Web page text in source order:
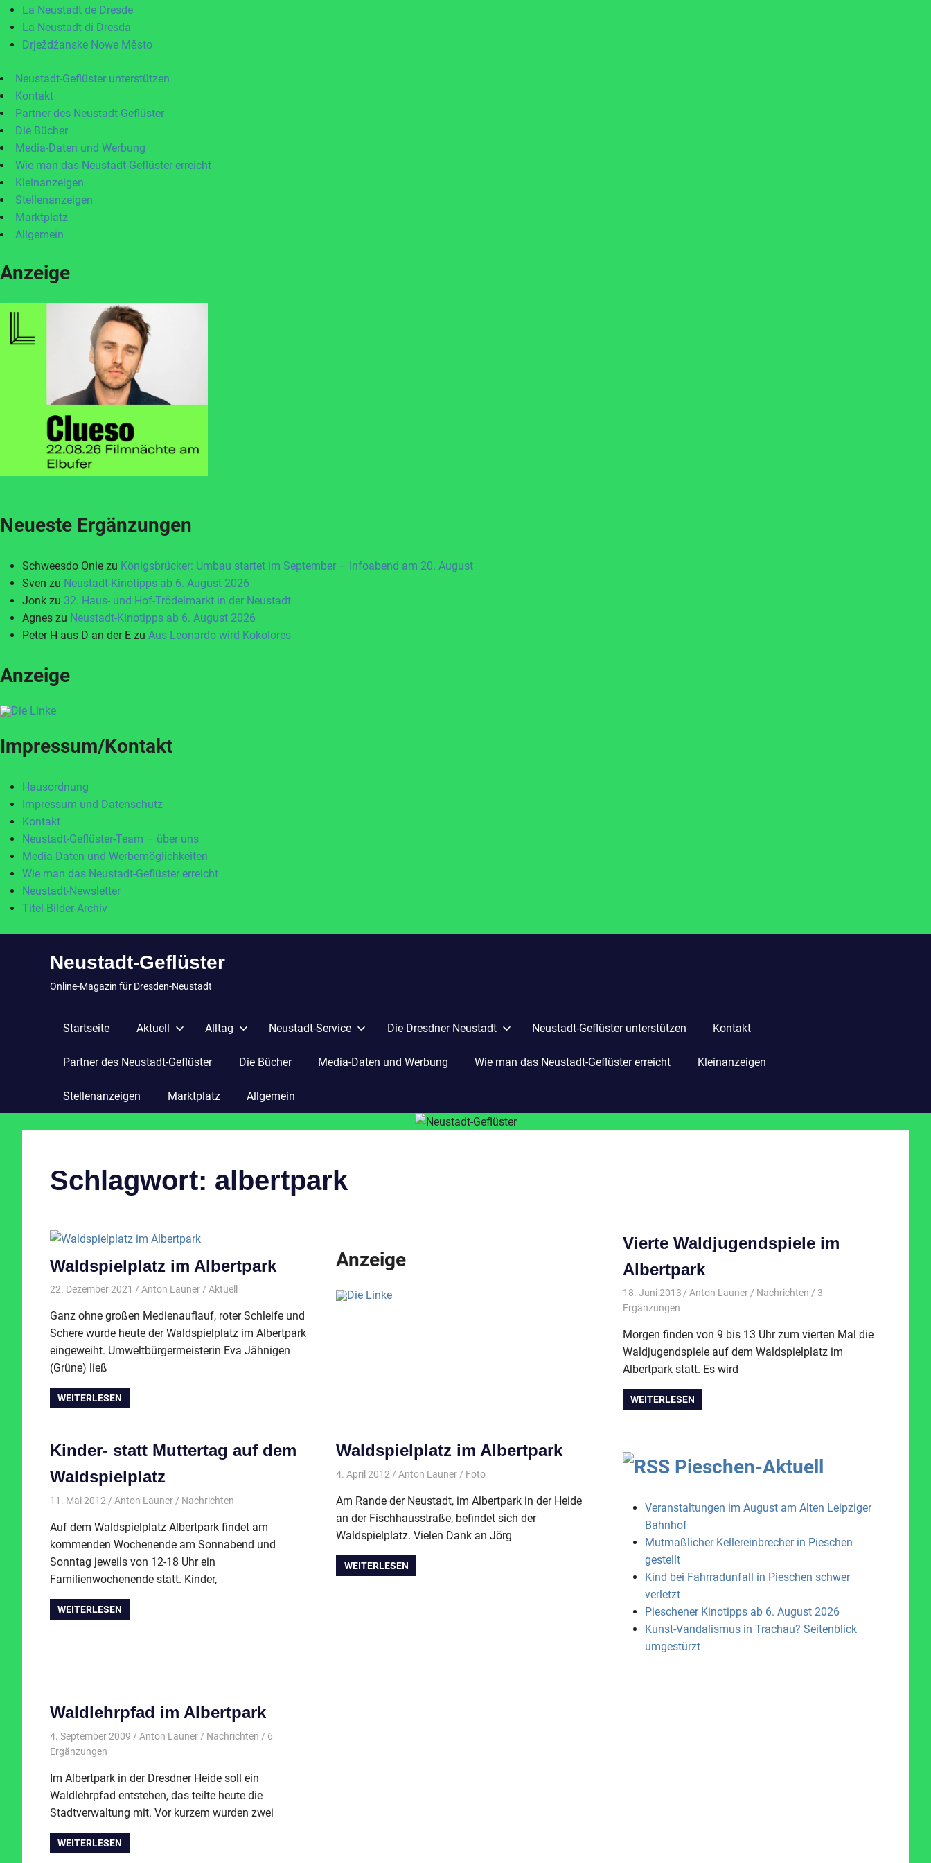
La Neustadt de Dresde
La Neustadt di Dresda
Drježdźanske Nowe Město
Neustadt-Geflüster unterstützen
Kontakt
Partner des Neustadt-Geflüster
Die Bücher
Media-Daten und Werbung
Wie man das Neustadt-Geflüster erreicht
Kleinanzeigen
Stellenanzeigen
Marktplatz
Allgemein
Anzeige
Neueste Ergänzungen
Schweesdo Onie zu Königsbrücker: Umbau startet im September – Infoabend am 20. August
Sven zu Neustadt-Kinotipps ab 6. August 2026
Jonk zu 32. Haus- und Hof-Trödelmarkt in der Neustadt
Agnes zu Neustadt-Kinotipps ab 6. August 2026
Peter H aus D an der E zu Aus Leonardo wird Kokolores
Anzeige
Impressum/Kontakt
Hausordnung
Impressum und Datenschutz
Kontakt
Neustadt-Geflüster-Team – über uns
Media-Daten und Werbemöglichkeiten
Wie man das Neustadt-Geflüster erreicht
Neustadt-Newsletter
Titel-Bilder-Archiv
Neustadt-Geflüster
Online-Magazin für Dresden-Neustadt
Startseite Aktuell Alltag Neustadt-Service Die Dresdner Neustadt Neustadt-Geflüster unterstützen Kontakt
Partner des Neustadt-Geflüster Die Bücher Media-Daten und Werbung Wie man das Neustadt-Geflüster erreicht Kleinanzeigen
Stellenanzeigen Marktplatz Allgemein
Schlagwort: albertpark
Waldspielplatz im Albertpark
22. Dezember 2021 Anton Launer Aktuell
Ganz ohne großen Medienauflauf, roter Schleife und
Schere wurde heute der Waldspielplatz im Albertpark
eingeweiht. Umweltbürgermeisterin Eva Jähnigen
(Grüne) ließ
WEITERLESEN
Anzeige
Vierte Waldjugendspiele im
Albertpark
18. Juni 2013 Anton Launer Nachrichten / 3
Ergänzungen
Morgen finden von 9 bis 13 Uhr zum vierten Mal die
Waldjugendspiele auf dem Waldspielplatz im
Albertpark statt. Es wird
WEITERLESEN
Kinder- statt Muttertag auf dem
Waldspielplatz
11. Mai 2012 Anton Launer Nachrichten
Auf dem Waldspielplatz Albertpark findet am
kommenden Wochenende am Sonnabend und
Sonntag jeweils von 12-18 Uhr ein
Familienwochenende statt. Kinder,
WEITERLESEN
Waldspielplatz im Albertpark
4. April 2012 Anton Launer Foto
Am Rande der Neustadt, im Albertpark in der Heide
an der Fischhausstraße, befindet sich der
Waldspielplatz. Vielen Dank an Jörg
WEITERLESEN
Pieschen-Aktuell
Veranstaltungen im August am Alten Leipziger
Bahnhof
Mutmaßlicher Kellereinbrecher in Pieschen
gestellt
Kind bei Fahrradunfall in Pieschen schwer
verletzt
Pieschener Kinotipps ab 6. August 2026
Kunst-Vandalismus in Trachau? Seitenblick
umgestürzt
Waldlehrpfad im Albertpark
4. September 2009 Anton Launer Nachrichten / 6
Ergänzungen
Im Albertpark in der Dresdner Heide soll ein
Waldlehrpfad entstehen, das teilte heute die
Stadtverwaltung mit. Vor kurzem wurden zwei
WEITERLESEN